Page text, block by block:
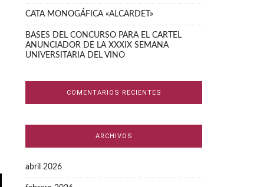
CATA MONOGÁFICA «ALCARDET»
BASES DEL CONCURSO PARA EL CARTEL
ANUNCIADOR DE LA XXXIX SEMANA
UNIVERSITARIA DEL VINO
COMENTARIOS RECIENTES
ARCHIVOS
abril 2026